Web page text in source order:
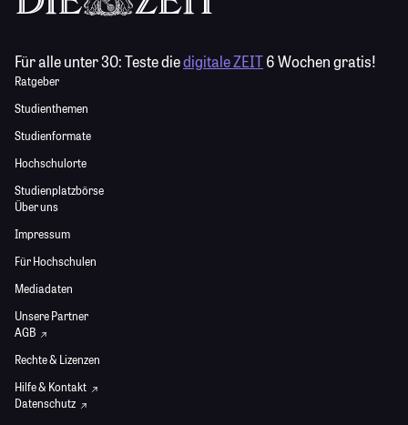
Für alle unter 30:Teste diedigitale ZEIT6 Wochen gratis!
Ratgeber
Studienthemen
Studienformate
Hochschulorte
Studienplatzbörse
Über uns
Impressum
Für Hochschulen
Mediadaten
Unsere Partner
AGB
Rechte & Lizenzen
Hilfe & Kontakt
Datenschutz